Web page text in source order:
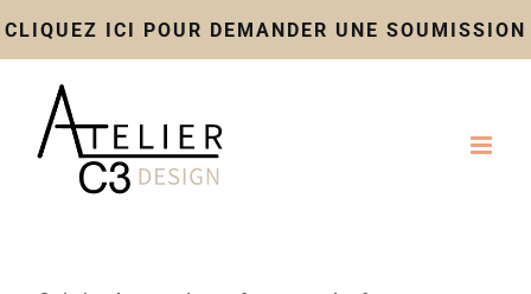
CLIQUEZ ICI POUR DEMANDER UNE SOUMISSION
Skip